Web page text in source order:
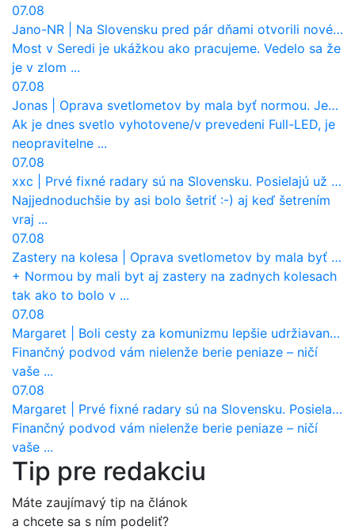
07.08
Jano-NR
Na Slovensku pred pár dňami otvorili nové mosty, ktoré to sú?
Most v Seredi je ukážkou ako pracujeme. Vedelo sa že
je v zlom ...
07.08
Jonas
Oprava svetlometov by mala byť normou. Jeden nový dnes stojí priemerne 1251 eur!
Ak je dnes svetlo vyhotovene/v prevedeni Full-LED, je
neopravitelne ...
07.08
xxc
Prvé fixné radary sú na Slovensku. Posielajú už pokuty? Ukáže ich Waze?
Najjednoduchšie by asi bolo šetriť :-) aj keď šetrením
vraj ...
07.08
Zastery na kolesa
Oprava svetlometov by mala byť normou. Jeden nový dnes stojí priemerne 1251 eur!
+ Normou by mali byt aj zastery na zadnych kolesach
tak ako to bolo v ...
07.08
Margaret
Boli cesty za komunizmu lepšie udržiavané ako dnes?
Finančný podvod vám nielenže berie peniaze – ničí
vaše ...
07.08
Margaret
Prvé fixné radary sú na Slovensku. Posielajú už pokuty? Ukáže ich Waze?
Finančný podvod vám nielenže berie peniaze – ničí
vaše ...
Tip pre redakciu
Máte zaujímavý tip na článok
a chcete sa s ním podeliť?